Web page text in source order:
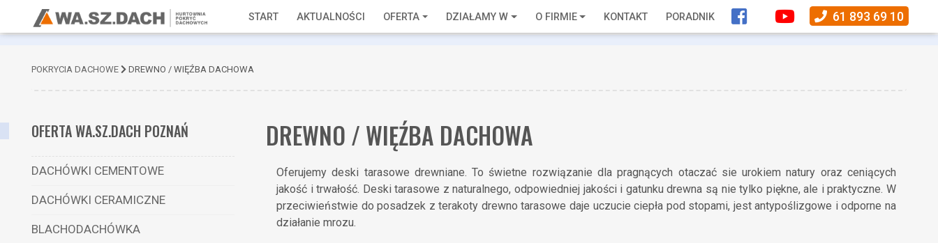
POKRYCIA DACHOWE DREWNO / WIĘŹBA DACHOWA
DREWNO / WIĘŹBA DACHOWA
Oferujemy deski tarasowe drewniane. To świetne rozwiązanie dla pragnących otaczać sie urokiem natury oraz ceniących
jakość i trwałość. Deski tarasowe z naturalnego, odpowiedniej jakości i gatunku drewna są nie tylko piękne, ale i praktyczne. W
przeciwieństwie do posadzek z terakoty drewno tarasowe daje uczucie ciepła pod stopami, jest antypoślizgowe i odporne na
działanie mrozu.
OFERTA WA.SZ.DACH POZNAŃ
DACHÓWKI CEMENTOWE
DACHÓWKI CERAMICZNE
BLACHODACHÓWKA
START AKTUALNOŚCI OFERTA DZIAŁAMY W O FIRMIE KONTAKT PORADNIK 61 893 69 10